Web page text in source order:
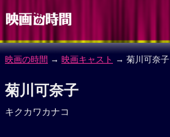
映画の時間 → 映画キャスト → 菊川可奈子
菊川可奈子
キクカワカナコ